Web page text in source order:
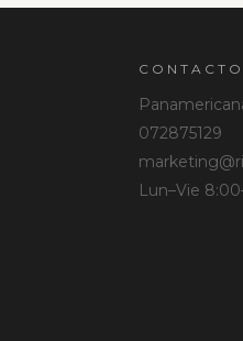
CONTACTO
072875129
Lun–Vie